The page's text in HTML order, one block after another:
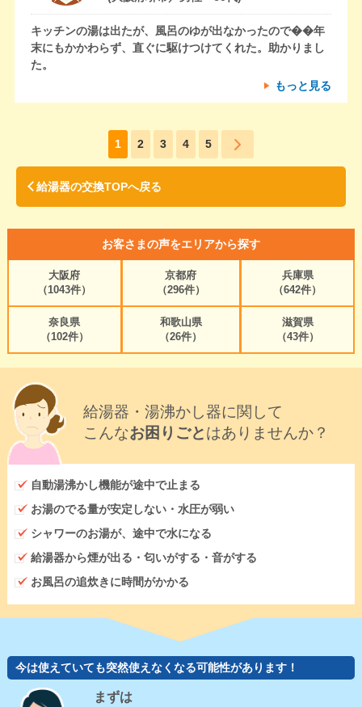
キッチンの湯は出たが、風呂のゆが出なかったので��年
末にもかかわらず、直ぐに駆けつけてくれた。助かりまし
た。
もっと見る
1 2 3 4 5
給湯器の交換TOPへ戻る
お客さまの声をエリアから探す
大阪府
（1043件）
京都府
（296件）
兵庫県
（642件）
奈良県
（102件）
和歌山県
（26件）
滋賀県
（43件）
給湯器・湯沸かし器に関して
こんなお困りごとはありませんか？
自動湯沸かし機能が途中で止まる
お湯のでる量が安定しない・水圧が弱い
シャワーのお湯が、途中で水になる
給湯器から煙が出る・匂いがする・音がする
お風呂の追炊きに時間がかかる
今は使えていても突然使えなくなる可能性があります！
まずは